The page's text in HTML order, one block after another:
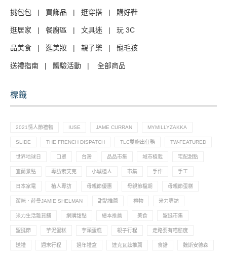
挑包包 | 買飾品 | 逛穿搭 | 購好鞋
逛居家 | 餐廚區 | 文具迷 | 玩 3C
品美食 | 逛美妝 | 親子樂 | 寵毛孩
送禮指南 | 體驗活動 | 全部商品
標籤
2021情人節禮物 IUSE JAME CURRAN MYMILLYZAKKA
SLIDE THE FRENCH DISPATCH TLC雙廚出任務 TW-FEATURED
世界地球日 口罩 台灣 品品市集 城市植栽 宅配甜點
宜蘭景點 專訪索艾克 小城植人 市集 手作 手工
日本家電 植人專訪 母親節優惠 母親節檔期 母親節蛋糕
潔咪．薛曼JAMIE SHELMAN 甜點推薦 禮物 米力專訪
米力生活雜貨舖 網購甜點 繪本推薦 美食 聖誕市集
聖誕節 芋泥蛋糕 芋頭蛋糕 親子行程 走路要有喵態度
送禮 週末行程 過年禮盒 達克瓦茲推薦 食譜 魏斯安德森